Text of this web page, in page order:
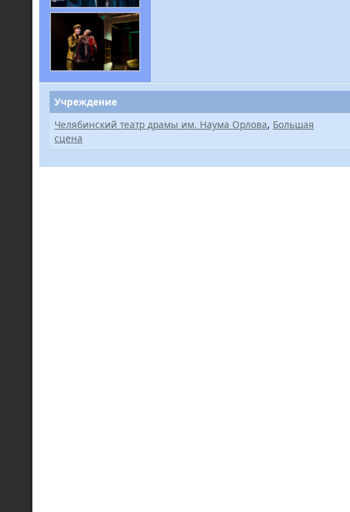
Учреждение
Челябинский театр драмы им. Наума Орлова, Большая
сцена